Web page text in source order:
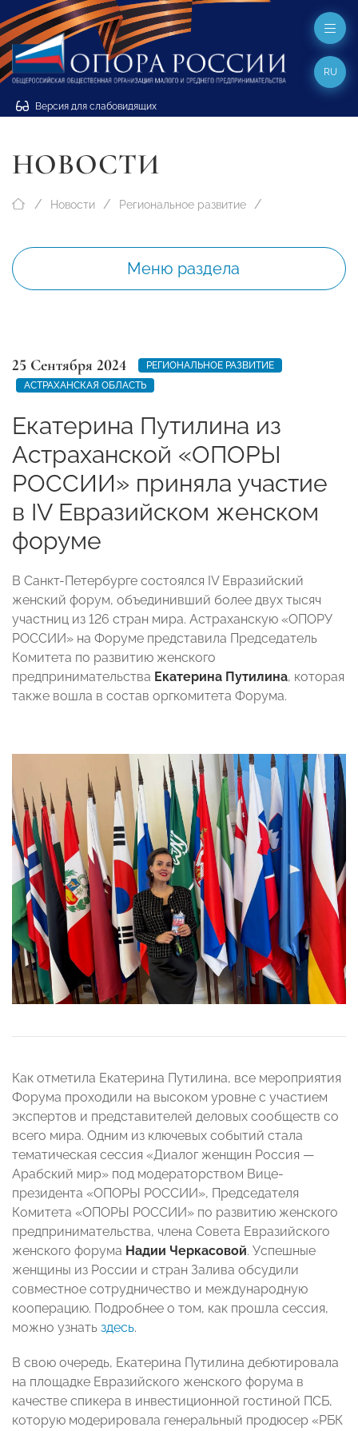
Версия для слабовидящих
RU
НОВОСТИ
Новости Региональное развитие
Меню раздела
25 Сентября 2024
РЕГИОНАЛЬНОЕ РАЗВИТИЕ
АСТРАХАНСКАЯ ОБЛАСТЬ
Екатерина Путилина из
Астраханской «ОПОРЫ
РОССИИ» приняла участие
в IV Евразийском женском
форуме
В Санкт-Петербурге состоялся IV Евразийский
женский форум, объединивший более двух тысяч
участниц из 126 стран мира. Астраханскую «ОПОРУ
РОССИИ» на Форуме представила Председатель
Комитета по развитию женского
предпринимательства Екатерина Путилина, которая
также вошла в состав оргкомитета Форума.
Как отметила Екатерина Путилина, все мероприятия
Форума проходили на высоком уровне с участием
экспертов и представителей деловых сообществ со
всего мира. Одним из ключевых событий стала
тематическая сессия «Диалог женщин Россия —
Арабский мир» под модераторством Вице-
президента «ОПОРЫ РОССИИ», Председателя
Комитета «ОПОРЫ РОССИИ» по развитию женского
предпринимательства, члена Совета Евразийского
женского форума Надии Черкасовой. Успешные
женщины из России и стран Залива обсудили
совместное сотрудничество и международную
кооперацию. Подробнее о том, как прошла сессия,
можно узнать здесь.
В свою очередь, Екатерина Путилина дебютировала
на площадке Евразийского женского форума в
качестве спикера в инвестиционной гостиной ПСБ,
которую модерировала генеральный продюсер «РБК